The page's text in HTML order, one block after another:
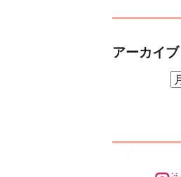
アーカイブ